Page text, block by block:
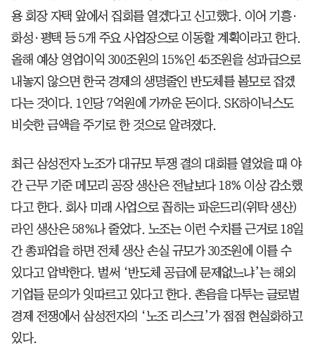
용 회장 자택 앞에서 집회를 열겠다고 신고했다. 이어 기흥·
화성·평택 등 5개 주요 사업장으로 이동할 계획이라고 한다.
올해 예상 영업이익 300조원의 15%인 45조원을 성과급으로
내놓지 않으면 한국 경제의 생명줄인 반도체를 볼모로 잡겠
다는 것이다. 1인당 7억원에 가까운 돈이다. SK하이닉스도
비슷한 금액을 주기로 한 것으로 알려졌다.
최근 삼성전자 노조가 대규모 투쟁 결의 대회를 열었을 때 야
간 근무 기준 메모리 공장 생산은 전날보다 18% 이상 감소했
다고 한다. 회사 미래 사업으로 꼽히는 파운드리(위탁 생산)
라인 생산은 58%나 줄었다. 노조는 이런 수치를 근거로 18일
간 총파업을 하면 전체 생산 손실 규모가 30조원에 이를 수
있다고 압박한다. 벌써 ‘반도체 공급에 문제없느냐’는 해외
기업들 문의가 잇따르고 있다고 한다. 촌음을 다투는 글로벌
경제 전쟁에서 삼성전자의 ‘노조 리스크’가 점점 현실화하고
있다.